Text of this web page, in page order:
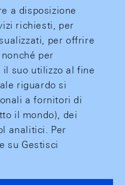
a disposizione
richiesti, per
per offrire
per
suo utilizzo al fine
riguardo si
a fornitori di
il mondo), dei
analitici. Per
su Gestisci